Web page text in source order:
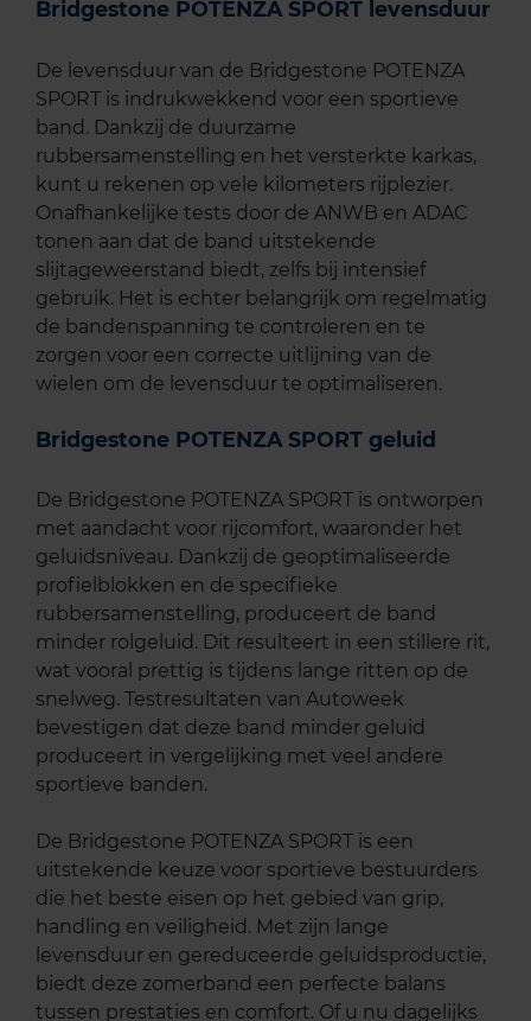
Bridgestone POTENZA SPORT levensduur
De levensduur van de Bridgestone POTENZA
SPORT is indrukwekkend voor een sportieve
band. Dankzij de duurzame
rubbersamenstelling en het versterkte karkas,
kunt u rekenen op vele kilometers rijplezier.
Onafhankelijke tests door de ANWB en ADAC
tonen aan dat de band uitstekende
slijtageweerstand biedt, zelfs bij intensief
gebruik. Het is echter belangrijk om regelmatig
de bandenspanning te controleren en te
zorgen voor een correcte uitlijning van de
wielen om de levensduur te optimaliseren.
Bridgestone POTENZA SPORT geluid
De Bridgestone POTENZA SPORT is ontworpen
met aandacht voor rijcomfort, waaronder het
geluidsniveau. Dankzij de geoptimaliseerde
profielblokken en de specifieke
rubbersamenstelling, produceert de band
minder rolgeluid. Dit resulteert in een stillere rit,
wat vooral prettig is tijdens lange ritten op de
snelweg. Testresultaten van Autoweek
bevestigen dat deze band minder geluid
produceert in vergelijking met veel andere
sportieve banden.
De Bridgestone POTENZA SPORT is een
uitstekende keuze voor sportieve bestuurders
die het beste eisen op het gebied van grip,
handling en veiligheid. Met zijn lange
levensduur en gereduceerde geluidsproductie,
biedt deze zomerband een perfecte balans
tussen prestaties en comfort. Of u nu dagelijks